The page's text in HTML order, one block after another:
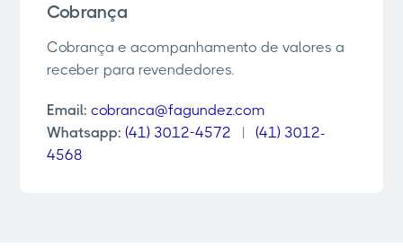
Cobrança
Cobrança e acompanhamento de valores a
receber para revendedores.
Email: cobranca@fagundez.com
Whatsapp: (41) 3012-4572 |
(41) 3012-
4568